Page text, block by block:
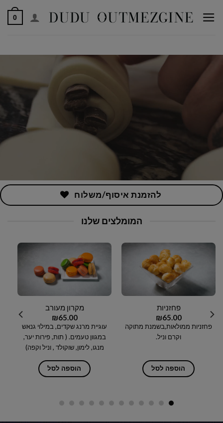
לתוכן
0
להזמנת איסוף/משלוח
המומלצים שלנו
פחזניות
₪65.00
פחזניות ממולאות,בשמנת מתוקה
וקרם וניל.
הוספה לסל
מקרון מעורב
₪65.00
עוגיית מרנג שקדים, במילוי גנאש
במגוון טעמים. ( תות, פירות יער,
מנגו, לימון, שוקולד , וניל וקפה)
הוספה לסל